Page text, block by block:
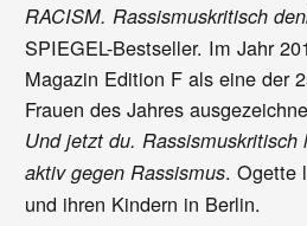
RACISM. Rassismuskritisch
SPIEGEL-Bestseller. Im Jahr
Magazin Edition F als eine der
Frauen des Jahres
Und jetzt du. Rassismuskritisch
aktiv gegen Rassismus. Ogette
und ihren Kindern in Berlin.